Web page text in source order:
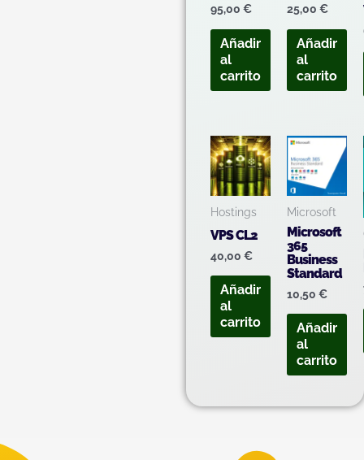
95,00€
Añadir
al
carrito
25,00€
Añadir
al
carrito
Hostings
VPS CL2
40,00€
Añadir
al
carrito
Microsoft
Microsoft
365
Business
Standard
10,50€
Añadir
al
carrito